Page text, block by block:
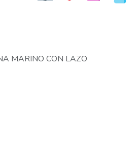
MARINO CON LAZO